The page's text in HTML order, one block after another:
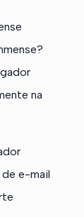
na
e-mail